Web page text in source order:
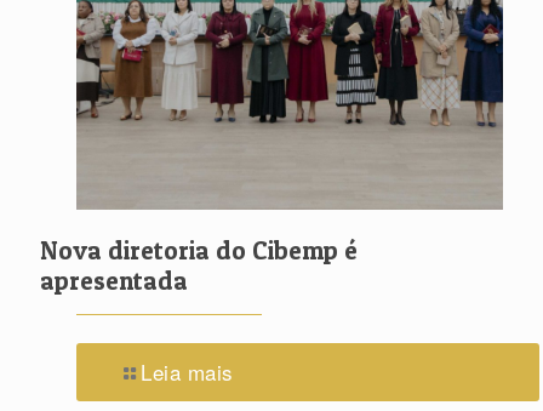
Nova diretoria do Cibemp é
apresentada
Leia mais